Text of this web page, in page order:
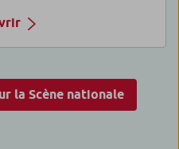
la Scène nationale